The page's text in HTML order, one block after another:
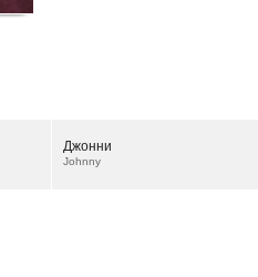
Джонни
Johnny